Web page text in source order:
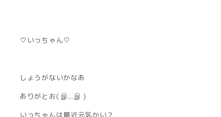
♡いっちゃん♡
しょうがないかなあ
ありがとお( இ﹏இ )
いっちゃんは最近元気かい？